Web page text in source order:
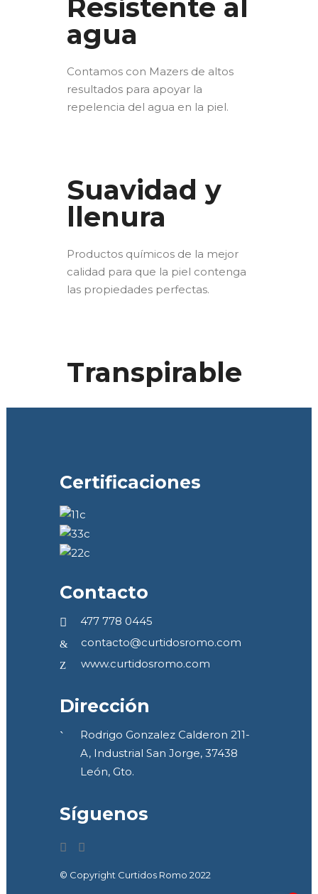
Resistente al
agua
Contamos con Mazers de altos
resultados para apoyar la
repelencia del agua en la piel.
Suavidad y
llenura
Productos químicos de la mejor
calidad para que la piel contenga
las propiedades perfectas.
Transpirable
Certificaciones
Contacto
477 778 0445
contacto@curtidosromo.com
www.curtidosromo.com
Dirección
Rodrigo Gonzalez Calderon 211-
A, Industrial San Jorge, 37438
León, Gto.
Síguenos
© Copyright Curtidos Romo 2022